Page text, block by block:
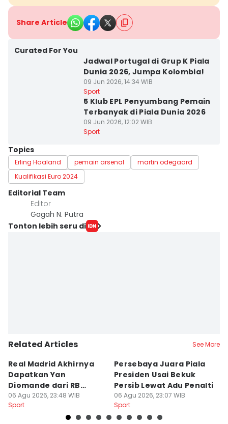
Share Article
Curated For You
Jadwal Portugal di Grup K Piala
Dunia 2026, Jumpa Kolombia!
09 Jun 2026, 14:34 WIB
Sport
5 Klub EPL Penyumbang Pemain
Terbanyak di Piala Dunia 2026
09 Jun 2026, 12:02 WIB
Sport
Topics
Erling Haaland pemain arsenal
martin odegaard
Kualifikasi Euro 2024
Editorial Team
Editor
Gagah N. Putra
Tonton lebih seru di
Related Articles See More
Real Madrid Akhirnya
Dapatkan Yan
Diomande dari RB
Leipzig
06 Agu 2026, 23:48 WIB
Sport
Persebaya Juara Piala
Presiden Usai Bekuk
Persib Lewat Adu Penalti
06 Agu 2026, 23:07 WIB
Sport